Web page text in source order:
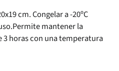
cm. Congelar a -20ºC
mantener la
horas con una temperatura